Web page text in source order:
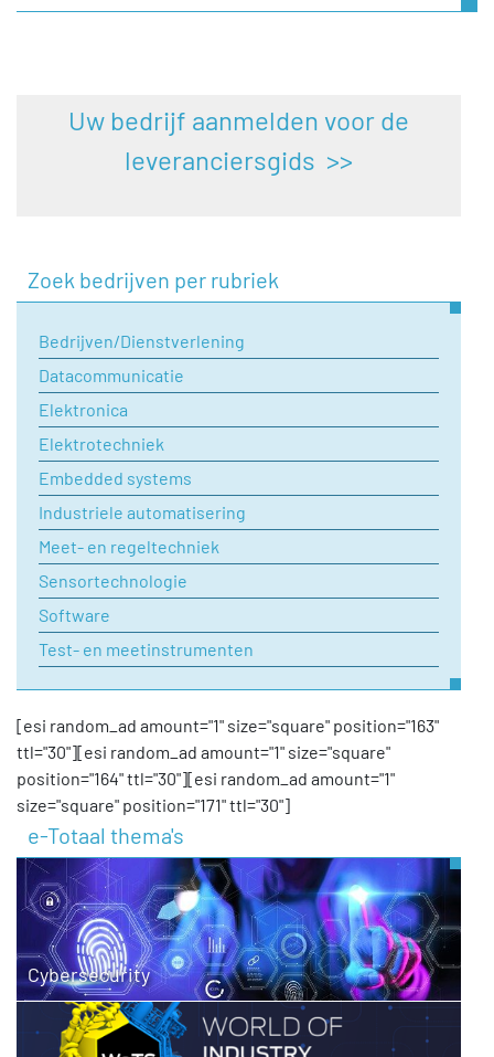
Uw bedrijf aanmelden voor de
leveranciersgids >>
Zoek bedrijven per rubriek
Bedrijven/Dienstverlening
Datacommunicatie
Elektronica
Elektrotechniek
Embedded systems
Industriele automatisering
Meet- en regeltechniek
Sensortechnologie
Software
Test- en meetinstrumenten
[esi random_ad amount="1" size="square" position="163"
ttl="30"][esi random_ad amount="1" size="square"
position="164" ttl="30"][esi random_ad amount="1"
size="square" position="171" ttl="30"]
e-Totaal thema's
Cybersecurity